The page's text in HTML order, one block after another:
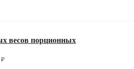
весов порционных